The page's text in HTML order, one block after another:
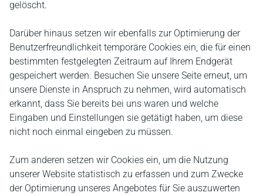
gelöscht.
Darüber hinaus setzen wir ebenfalls zur Optimierung der
Benutzerfreundlichkeit temporäre Cookies ein, die für einen
bestimmten festgelegten Zeitraum auf Ihrem Endgerät
gespeichert werden. Besuchen Sie unsere Seite erneut, um
unsere Dienste in Anspruch zu nehmen, wird automatisch
erkannt, dass Sie bereits bei uns waren und welche
Eingaben und Einstellungen sie getätigt haben, um diese
nicht noch einmal eingeben zu müssen.
Zum anderen setzen wir Cookies ein, um die Nutzung
unserer Website statistisch zu erfassen und zum Zwecke
der Optimierung unseres Angebotes für Sie auszuwerten